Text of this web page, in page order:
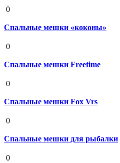
0
Спальные мешки «коконы»
0
Спальные мешки Freetime
0
Спальные мешки Fox Vrs
0
Спальные мешки для рыбалки
0